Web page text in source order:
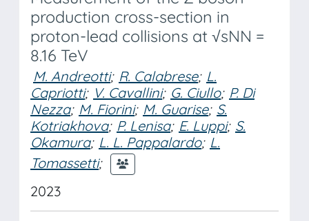
production cross-section in
proton-lead collisions at √sNN =
8.16 TeV
M. Andreotti; R. Calabrese; L.
Capriotti; V. Cavallini; G. Ciullo; P. Di
Nezza; M. Fiorini; M. Guarise; S.
Kotriakhova; P. Lenisa; E. Luppi; S.
Okamura; L. L. Pappalardo; L.
Tomassetti;
2023